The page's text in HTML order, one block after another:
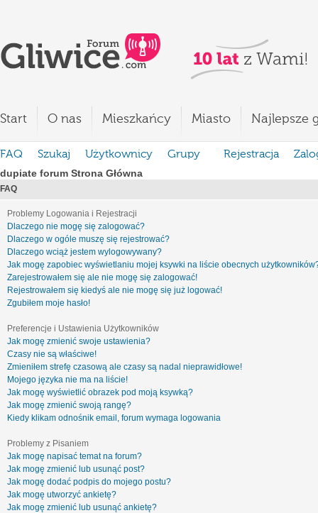
Start O nas Mieszkańcy Miasto Najlepsze
FAQ Szukaj Użytkownicy Grupy Rejestracja
dupiate forum Strona Główna
FAQ
Problemy Logowania i Rejestracji
Dlaczego nie mogę się zalogować?
Dlaczego w ogóle muszę się rejestrować?
Dlaczego wciąż jestem wylogowywany?
Jak mogę zapobiec wyświetlaniu mojej ksywki na liście obecnych
Zarejestrowałem się ale nie mogę się zalogować!
Rejestrowałem się kiedyś ale nie mogę się już logować!
Zgubiłem moje hasło!
Preferencje i Ustawienia Użytkowników
Jak mogę zmienić swoje ustawienia?
Czasy nie są właściwe!
Zmieniłem strefę czasową ale czasy są nadal nieprawidłowe!
Mojego języka nie ma na liście!
Jak mogę wyświetlić obrazek pod moją ksywką?
Jak mogę zmienić swoją rangę?
Kiedy klikam odnośnik email, forum wymaga logowania
Problemy z Pisaniem
Jak mogę napisać temat na forum?
Jak mogę zmienić lub usunąć post?
Jak mogę dodać podpis do mojego postu?
Jak mogę utworzyć ankietę?
Jak mogę zmienić lub usunąć ankietę?